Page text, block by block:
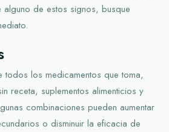
de estos signos, busque
todos los medicamentos que toma,
receta, suplementos alimenticios y
combinaciones pueden aumentar
o disminuir la eficacia de